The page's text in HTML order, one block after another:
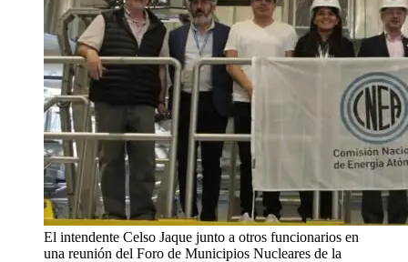
El intendente Celso Jaque junto a otros funcionarios en
una reunión del Foro de Municipios Nucleares de la